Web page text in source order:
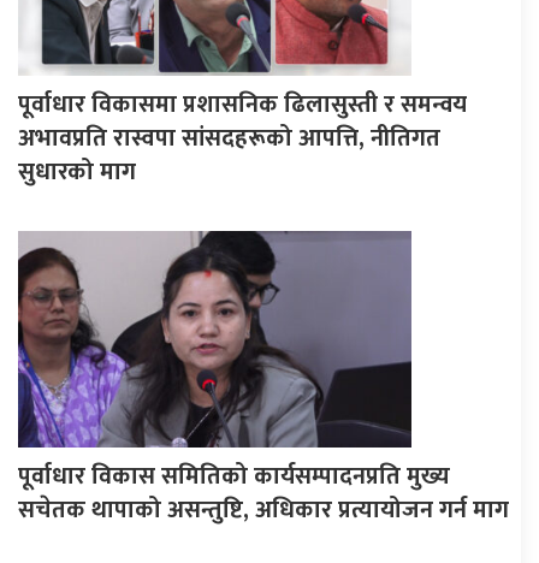
पूर्वाधार विकासमा प्रशासनिक ढिलासुस्ती र समन्वय
अभावप्रति रास्वपा सांसदहरूको आपत्ति, नीतिगत
सुधारको माग
पूर्वाधार विकास समितिको कार्यसम्पादनप्रति मुख्य
सचेतक थापाको असन्तुष्टि, अधिकार प्रत्यायोजन गर्न माग